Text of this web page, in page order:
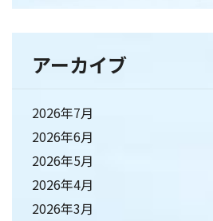
アーカイブ
2026年7月
2026年6月
2026年5月
2026年4月
2026年3月